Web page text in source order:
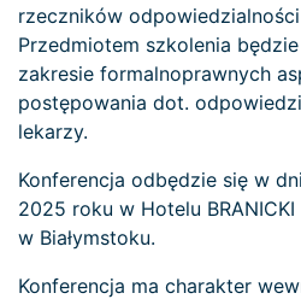
rzeczników
Przedmiotem szkolenia
zakresie formalnoprawnych
postępowania dot.
lekarzy.
Konferencja odbędzie się w
2025 roku w Hotelu
w Białymstoku.
Konferencja ma charakter